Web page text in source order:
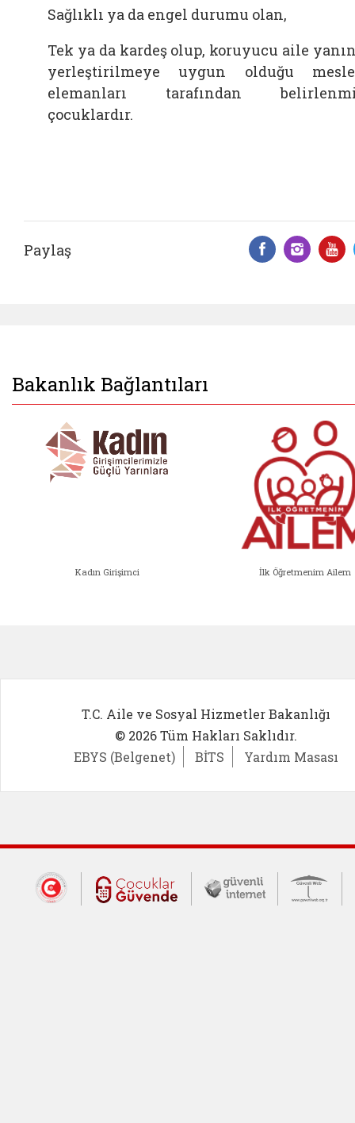
Sağlıklı ya da engel durumu olan,
Tek ya da kardeş olup, koruyucu aile
yerleştirilmeye uygun olduğu
elemanları tarafından
çocuklardır.
Paylaş
Bakanlık Bağlantıları
Kadın Girişimci İlk Öğretmenim Ailem
T.C. Aile ve Sosyal Hizmetler Bakanlığı
© 2026 Tüm Hakları Saklıdır.
EBYS (Belgenet)
BİTS Yardım Masası
Dış Bağlantılar
Cumhurbaşkanlığı İletişim Merkezi
Çocuklar Güvende (yeni
Güvenli